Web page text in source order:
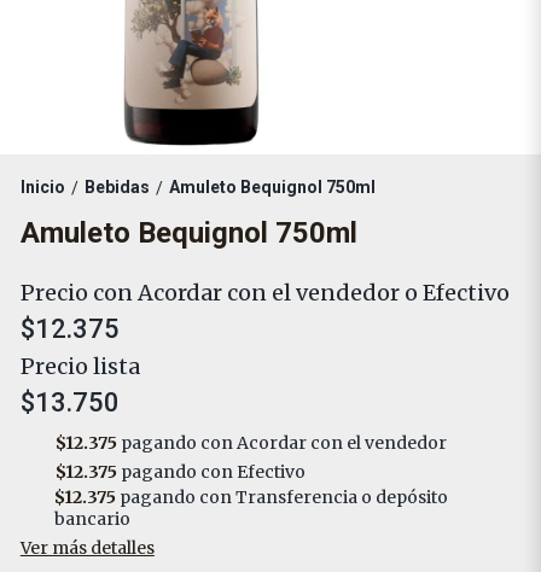
Inicio / Bebidas / Amuleto Bequignol 750ml
Amuleto Bequignol 750ml
Precio con Acordar con el vendedor o Efectivo
$12.375
Precio lista
$13.750
$12.375 pagando con Acordar con el vendedor
$12.375 pagando con Efectivo
$12.375 pagando con Transferencia o depósito
bancario
Ver más detalles